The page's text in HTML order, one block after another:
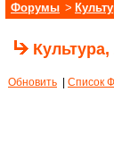
Форумы >
Обновить Список